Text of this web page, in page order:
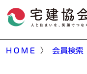
ＨＯＭＥ 〉 会員検索